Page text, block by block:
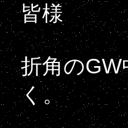
皆様
折角の
く。